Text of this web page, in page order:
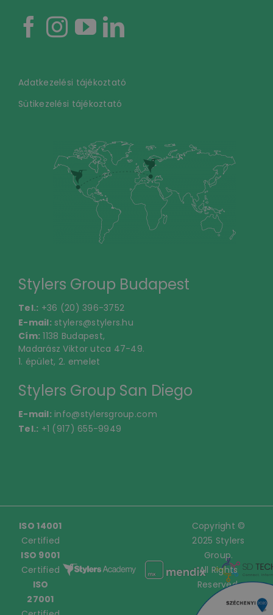
Adatkezelési tájékoztató
Sütikezelési tájékoztató
Stylers Group Budapest
Tel.: +36 (20) 396-3752
E-mail: stylers@stylers.hu
Cím: 1138 Budapest,
Madarász Viktor utca 47-49.
1. épület, 2. emelet
Stylers Group San Diego
E-mail: info@stylersgroup.com
Tel.: +1 (917) 655-9949
ISO 14001
Certified
ISO 9001
Certified
ISO
27001
Copyright ©
2025 Stylers
Group.
All Rights
Reserved.